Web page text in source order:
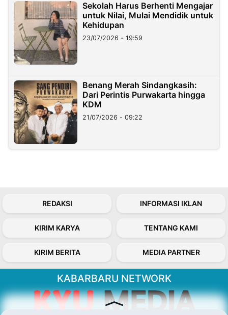
Sekolah Harus Berhenti Mengajar
untuk Nilai, Mulai Mendidik untuk
Kehidupan
23/07/2026 - 19:59
Benang Merah Sindangkasih:
Dari Perintis Purwakarta hingga
KDM
21/07/2026 - 09:22
REDAKSI INFORMASI IKLAN
KIRIM KARYA TENTANG KAMI
KIRIM BERITA MEDIA PARTNER
KABARBARU NETWORK